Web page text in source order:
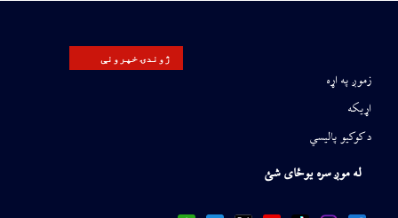
ژوندۍ خپرونې
زموږ په اړه
اړیکه
د کوکیو پالیسي
له موږ سره یوځای شئ